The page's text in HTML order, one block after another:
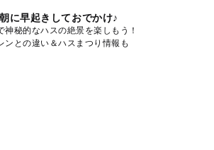
に早起きしておでかけ♪
神秘的なハスの絶景を楽しもう！
ンとの違い＆ハスまつり情報も